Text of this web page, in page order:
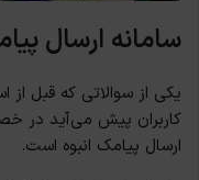
سامانه‌ ارسال
یکی از سوالاتی که قبل از
کاربران پیش می‌آید در
ارسال پیامک انبوه است.